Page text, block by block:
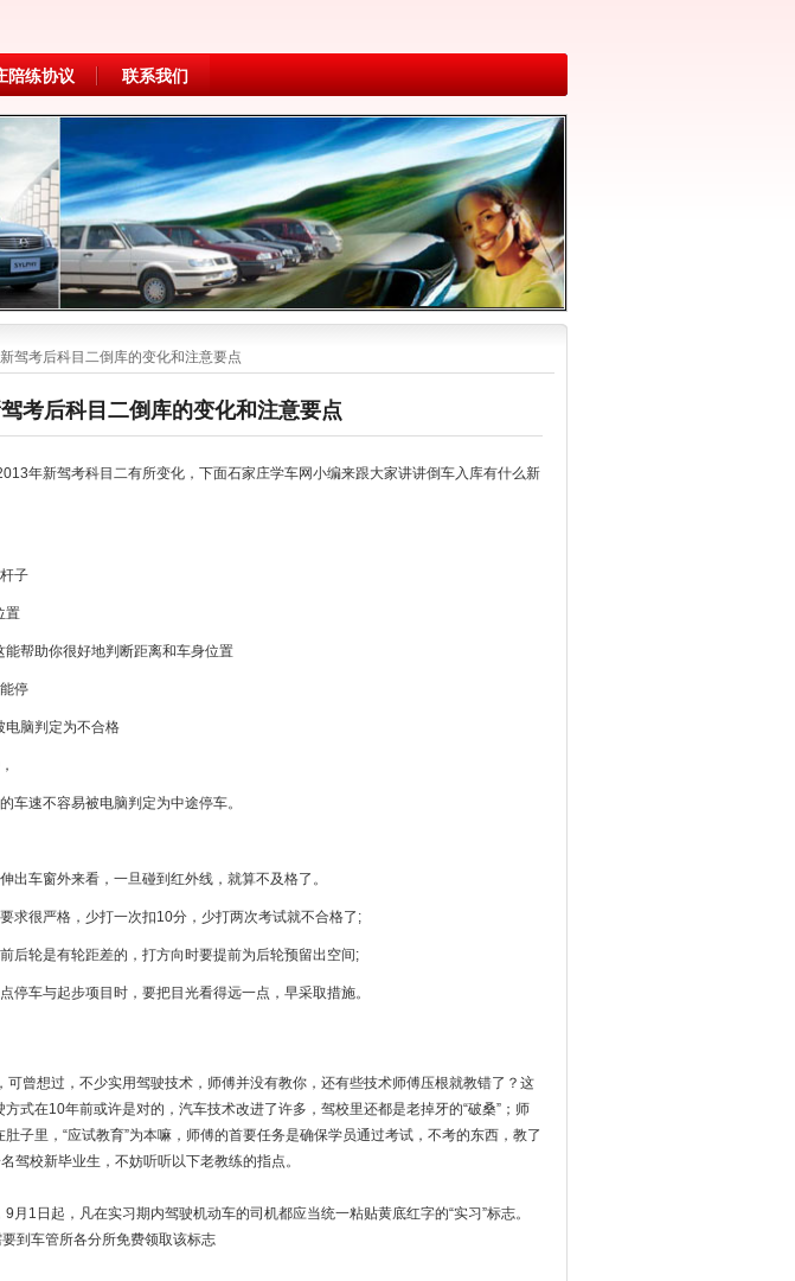
陪练协议 联系我们
驾考后科目二倒库的变化和注意要点
考后科目二倒库的变化和注意要点
年新驾考科目二有所变化，下面石家庄学车网小编来跟大家讲讲倒车入库有什么新
子
置
帮助你很好地判断距离和车身位置
停
电脑判定为不合格
车速不容易被电脑判定为中途停车。
出车窗外来看，一旦碰到红外线，就算不及格了。
求很严格，少打一次扣10分，少打两次考试就不合格了;
后轮是有轮距差的，打方向时要提前为后轮预留出空间;
停车与起步项目时，要把目光看得远一点，早采取措施。
曾想过，不少实用驾驶技术，师傅并没有教你，还有些技术师傅压根就教错了？这
式在10年前或许是对的，汽车技术改进了许多，驾校里还都是老掉牙的“破桑”；师
子里，“应试教育”为本嘛，师傅的首要任务是确保学员通过考试，不考的东西，教了
驾校新毕业生，不妨听听以下老教练的指点。
月1日起，凡在实习期内驾驶机动车的司机都应当统一粘贴黄底红字的“实习”标志。
到车管所各分所免费领取该标志